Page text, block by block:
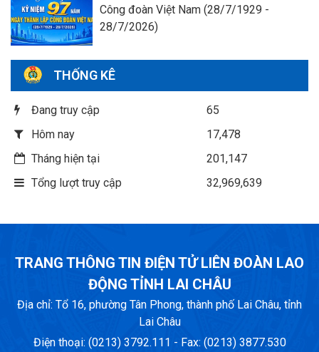
Công đoàn Việt Nam (28/7/1929 -
28/7/2026)
THỐNG KÊ
Đang truy cập
65
Hôm nay
17,478
Tháng hiện tại
201,147
Tổng lượt truy cập
32,969,639
TRANG THÔNG TIN ĐIỆN TỬ LIÊN ĐOÀN LAO
ĐỘNG TỈNH LAI CHÂU
Địa chỉ: Tổ 16, phường Tân Phong, thành phố Lai Châu, tỉnh
Lai Châu
Điện thoại: (0213) 3792.111 - Fax: (0213) 3877.530